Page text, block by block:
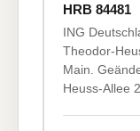
HRB 84481
ING
Theodor-
Main.
Heuss-Allee